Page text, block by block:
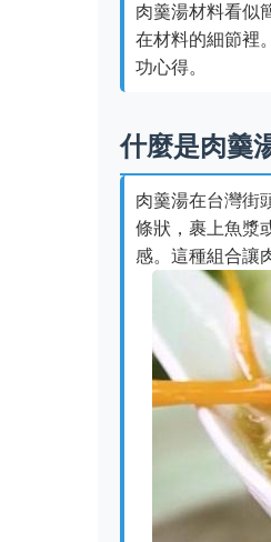
肉羹湯材料看似
在材料的細節裡
功心得。
什麼是肉羹
肉羹湯在台灣街
條狀，裹上魚漿
感。這種組合讓